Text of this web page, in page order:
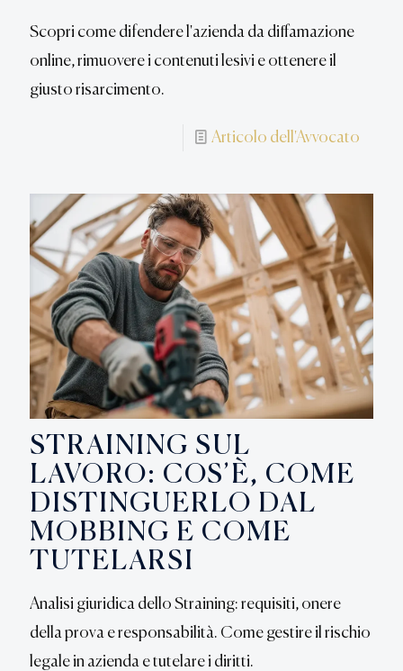
Scopri come difendere l'azienda da diffamazione
online, rimuovere i contenuti lesivi e ottenere il
giusto risarcimento.
Articolo dell'Avvocato
STRAINING SUL
LAVORO: COS’È, COME
DISTINGUERLO DAL
MOBBING E COME
TUTELARSI
Analisi giuridica dello Straining: requisiti, onere
della prova e responsabilità. Come gestire il rischio
legale in azienda e tutelare i diritti.